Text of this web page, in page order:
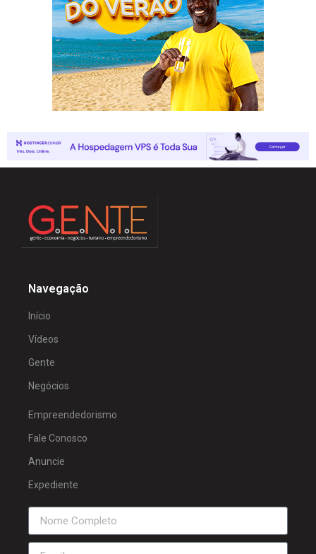
Navegação
Início
Vídeos
Gente
Negócios
Empreendedorismo
Fale Conosco
Anuncie
Expediente